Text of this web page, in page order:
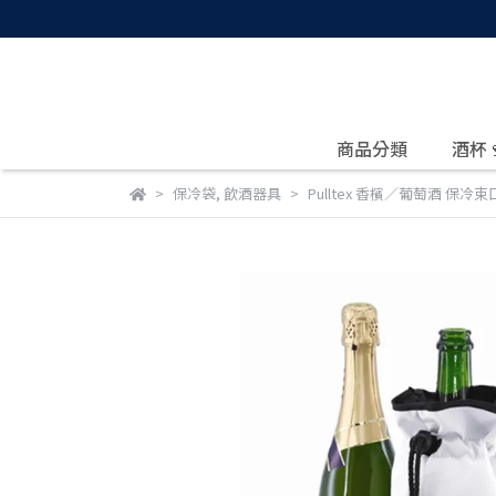
商品分類 酒杯
保冷袋, 飲酒器具 Pulltex 香檳／葡萄酒 保冷束